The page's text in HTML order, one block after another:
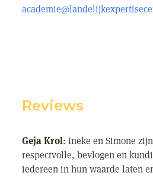
Reviews
Geja Krol: Ineke en Simone
respectvolle, bevlogen en
iedereen in hun waarde laten